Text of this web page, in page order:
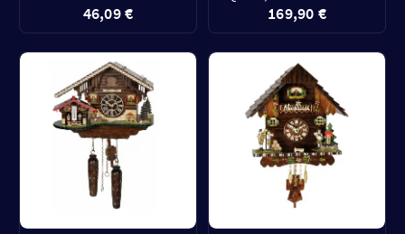
46,09 € 169,90 €